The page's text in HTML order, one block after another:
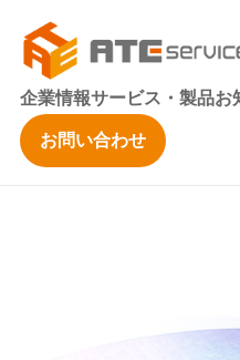
企業情報サービス・製品お
お問い合わせ